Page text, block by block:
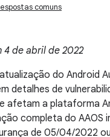
comuns
4 de abril de 2022
do Android
detalhes de
afetam a plataforma
completa do AAOS
de 05/04/2022